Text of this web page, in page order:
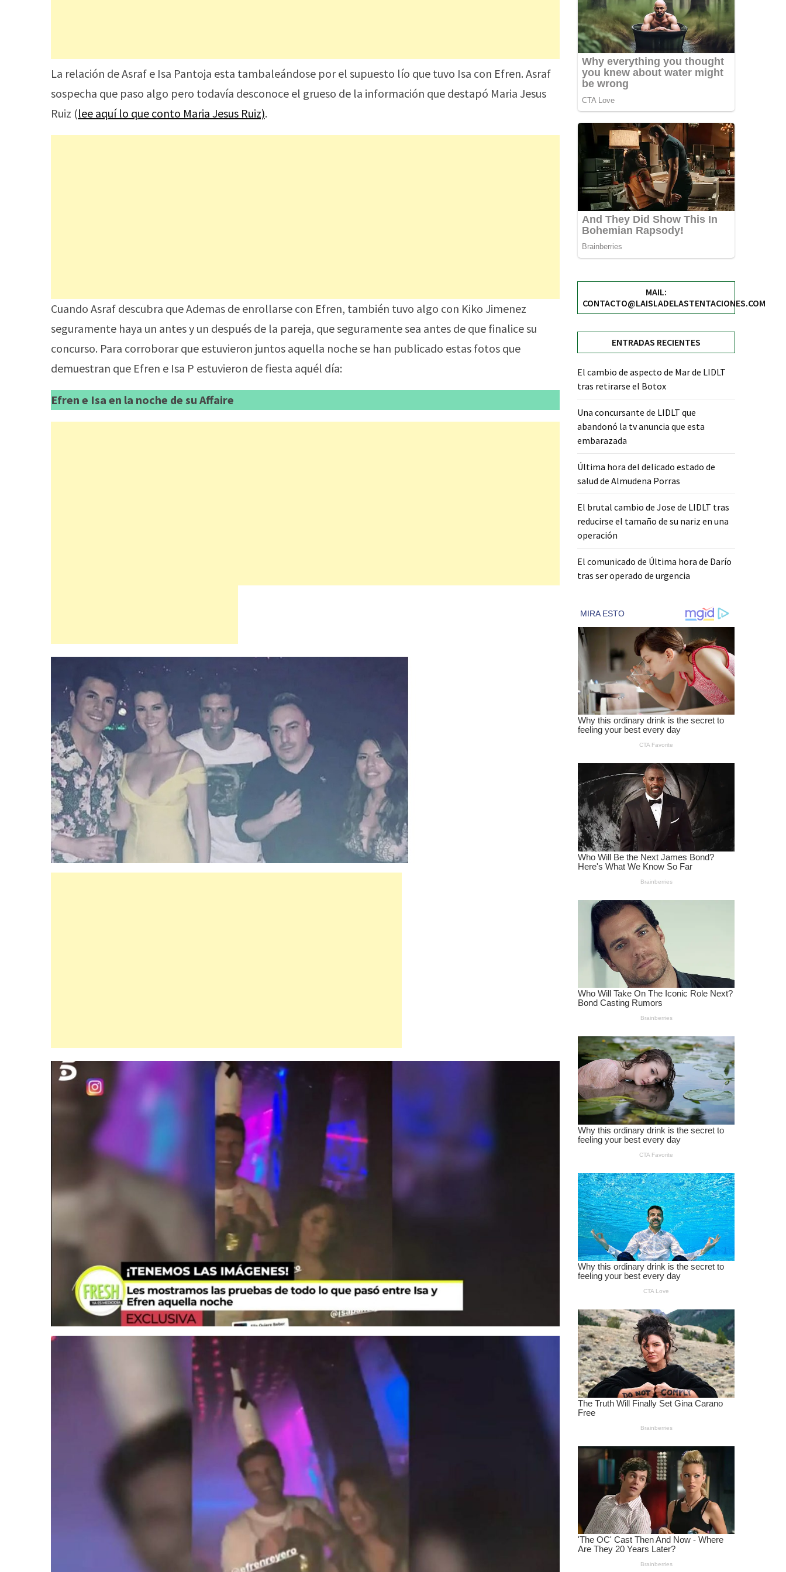
La relación de Asraf e Isa Pantoja esta tambaleándose por el supuesto lío que tuvo Isa con Efren. Asraf
sospecha que paso algo pero todavía desconoce el grueso de la información que destapó Maria Jesus
Ruiz (lee aquí lo que conto Maria Jesus Ruiz).
Cuando Asraf descubra que Ademas de enrollarse con Efren, también tuvo algo con Kiko Jimenez
seguramente haya un antes y un después de la pareja, que seguramente sea antes de que finalice su
concurso. Para corroborar que estuvieron juntos aquella noche se han publicado estas fotos que
demuestran que Efren e Isa P estuvieron de fiesta aquél día:
Efren e Isa en la noche de su Affaire
MAIL:
CONTACTO@LAISLADELASTENTACIONES.COM
ENTRADAS RECIENTES
El cambio de aspecto de Mar de LIDLT
tras retirarse el Botox
Una concursante de LIDLT que
abandonó la tv anuncia que esta
embarazada
Última hora del delicado estado de
salud de Almudena Porras
El brutal cambio de Jose de LIDLT tras
reducirse el tamaño de su nariz en una
operación
El comunicado de Última hora de Darío
tras ser operado de urgencia